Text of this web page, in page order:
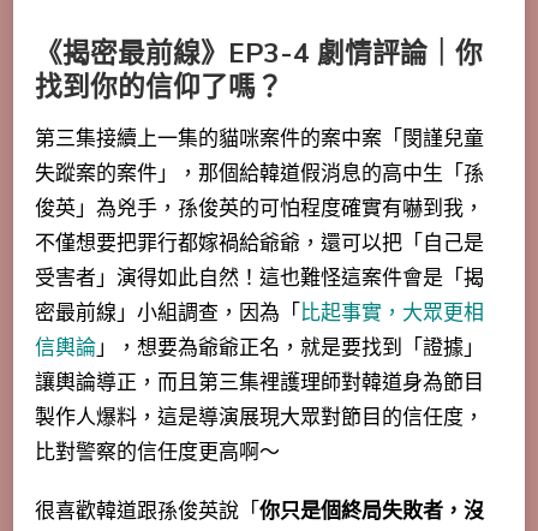
《揭密最前線》EP3-4 劇情評論｜你
找到你的信仰了嗎？
第三集接續上一集的貓咪案件的案中案「閔謹兒童
失蹤案的案件」，那個給韓道假消息的高中生「孫
俊英」為兇手，孫俊英的可怕程度確實有嚇到我，
不僅想要把罪行都嫁禍給爺爺，還可以把「自己是
受害者」演得如此自然 ！這也難怪這案件會是「揭
密最前線」小組調查，因為「比起事實，大眾更相
信輿論」，想要為爺爺正名，就是要找到「證據」
讓輿論導正，而且第三集裡護理師對韓道身為節目
製作人爆料，這是導演展現大眾對節目的信任度，
比對警察的信任度更高啊～
很喜歡韓道跟孫俊英說「你只是個終局失敗者，沒